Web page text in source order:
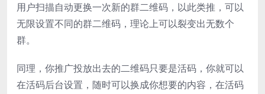
用户扫描自动更换一次新的群二维码，以此类推，可以
无限设置不同的群二维码，理论上可以裂变出无数个
群。
同理，你推广投放出去的二维码只要是活码，你就可以
在活码后台设置，随时可以换成你想要的内容，在活码